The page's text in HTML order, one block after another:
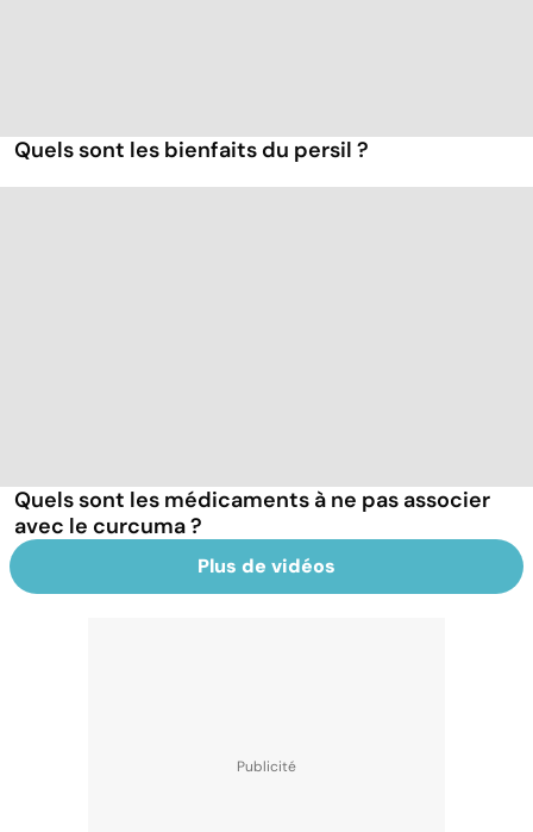
Quels sont les bienfaits du persil ?
Quels sont les médicaments à ne pas associer
avec le curcuma ?
Plus de vidéos